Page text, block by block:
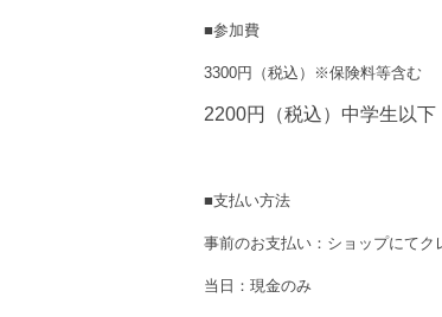
■参加費
3300円（税込）※保険料等含む
2200円（税込）中学生以下
■支払い方法
事前のお支払い：ショップにてク
当日：現金のみ